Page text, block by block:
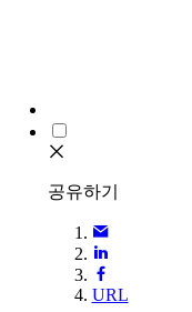
공유하기
URL